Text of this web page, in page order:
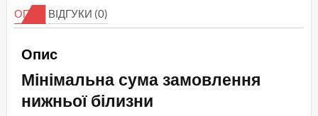
пристрасть
ОПИС ВІДГУКИ (0)
Опис
Мінімальна сума замовлення
нижньої білизни